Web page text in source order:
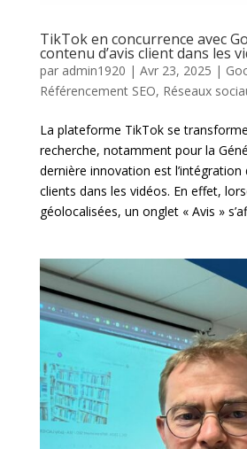
​TikTok en concurrence avec
contenu d’avis client dans les
par admin1920 | Avr 23, 2025 |
Référencement SEO, Réseaux
La plateforme TikTok se
recherche, notamment pour la
dernière innovation est l’intégration
clients dans les vidéos. En effet,
géolocalisées, un onglet « Avis »